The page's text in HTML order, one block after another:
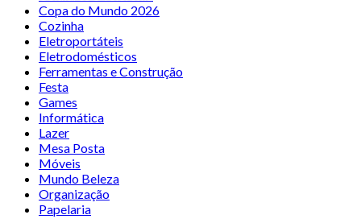
Copa do Mundo 2026
Cozinha
Eletroportáteis
Eletrodomésticos
Ferramentas e Construção
Festa
Games
Informática
Lazer
Mesa Posta
Móveis
Mundo Beleza
Organização
Papelaria